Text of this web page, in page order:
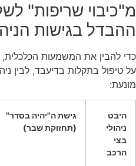
מ"כיבוי שריפות"
ההבדל בגישות
כדי להבין את המשמעות הכלכלית,
על טיפול בתקלות בדיעבד, לבין
מונעת:
היבט
ניהולי
בצי
הרכב
גישת ה"יהיה בסדר"
(תחזוקת שבר)